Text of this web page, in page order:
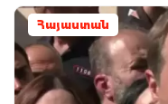
Հայաստան